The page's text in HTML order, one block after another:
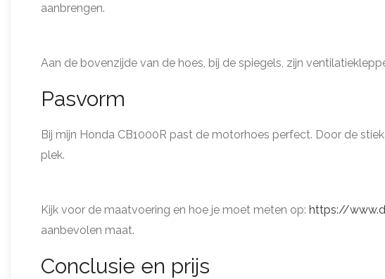
aanbrengen.
Aan de bovenzijde van de hoes, bij de spiegels, zijn
Pasvorm
Bij mijn Honda CB1000R past de motorhoes perfect. Door de
plek.
Kijk voor de maatvoering en hoe je moet meten op: https://
aanbevolen maat.
Conclusie en prijs